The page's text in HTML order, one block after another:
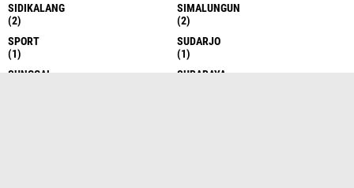
SIDIKALANG
(2)
SIMALUNGUN
(2)
SPORT
(1)
SUDARJO
(1)
SUNGGAL
SURABAYA